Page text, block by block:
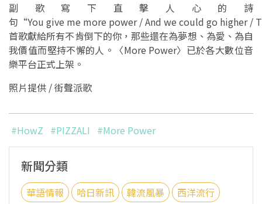
副歌寫下直擊人心的詩
句“You give me more power / And we could go higher /
首歌獻給所有不肯倒下的你，那些還在為夢想、為愛、為自
我價值而堅持不懈的人。〈More Power〉已於各大數位音
樂平台正式上架。
照片提供 / 街聲派歌
#HowZ #PIZZALI #More Power
新聞分類
華語情報 哈日新訊 韓流風暴 西洋流行